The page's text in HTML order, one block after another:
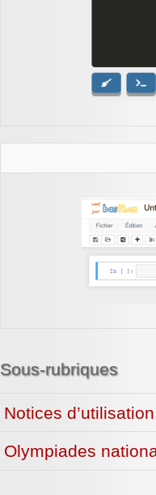
Sous-rubriques
Notices
Olympiades